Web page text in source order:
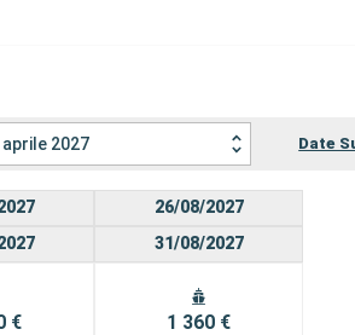
aprile 2027 Date
€
26/08/2027
31/08/2027
1 360 €